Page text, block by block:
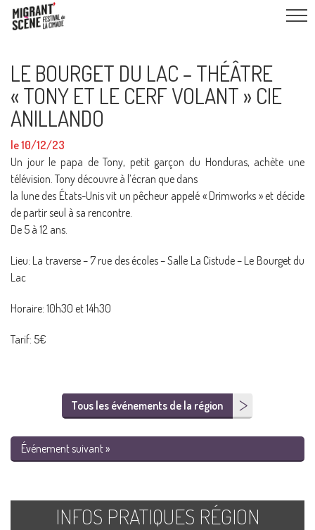
LE BOURGET DU LAC – THÉÂTRE
« TONY ET LE CERF VOLANT » CIE
ANILLANDO
le 10/12/23
Un jour le papa de Tony, petit garçon du Honduras, achète une
télévision. Tony découvre à l’écran que dans
la lune des États-Unis vit un pêcheur appelé « Drimworks » et décide
de partir seul à sa rencontre.
De 5 à 12 ans.
Lieu: La traverse – 7 rue des écoles – Salle La Cistude – Le Bourget du
Lac
Horaire: 10h30 et 14h30
Tarif: 5€
Tous les événements de la région
Événement suivant »
INFOS PRATIQUES RÉGION